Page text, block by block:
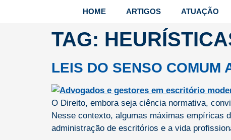
HOME ARTIGOS ATUAÇÃO
TAG:
LEIS DO SENSO COMUM
O Direito, embora seja ciência normativa,
Nesse contexto, algumas máximas empíricas
administração de escritórios e a vida